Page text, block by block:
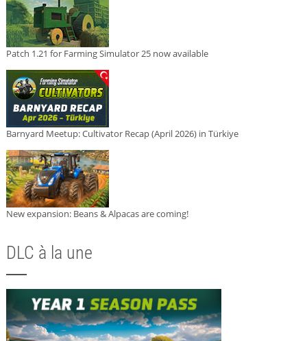
Patch 1.21 for Farming Simulator 25 now available
Barnyard Meetup: Cultivator Recap (April 2026) in Türkiye
New expansion: Beans & Alpacas are coming!
DLC à la une